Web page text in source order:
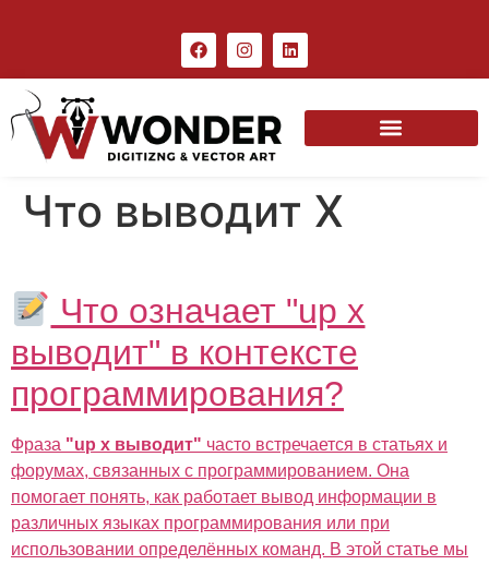
Что выводит X
Что означает "up x
выводит" в контексте
программирования?
Фраза "up x выводит" часто встречается в статьях и
форумах, связанных с программированием. Она
помогает понять, как работает вывод информации в
различных языках программирования или при
использовании определённых команд. В этой статье мы